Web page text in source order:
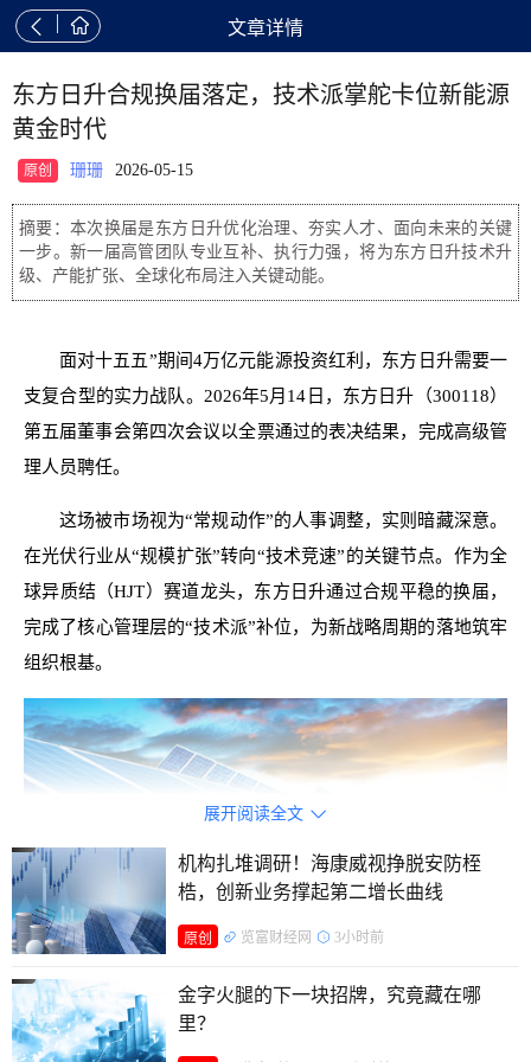
  文章详情
东方日升合规换届落定，技术派掌舵卡位新能源
黄金时代
原创 珊珊 2026-05-15
摘要：本次换届是东方日升优化治理、夯实人才、面向未来的关键
一步。新一届高管团队专业互补、执行力强，将为东方日升技术升
级、产能扩张、全球化布局注入关键动能。
面对十五五”期间4万亿元能源投资红利，东方日升需要一
支复合型的实力战队。2026年5月14日，东方日升（300118）
第五届董事会第四次会议以全票通过的表决结果，完成高级管
理人员聘任。
这场被市场视为“常规动作”的人事调整，实则暗藏深意。
在光伏行业从“规模扩张”转向“技术竞速”的关键节点。作为全
球异质结（HJT）赛道龙头，东方日升通过合规平稳的换届，
完成了核心管理层的“技术派”补位，为新战略周期的落地筑牢
组织根基。
技术派掌舵，迈出“战略校准”的关键一步
展开阅读全文 
机构扎堆调研！海康威视挣脱安防桎
梏，创新业务撑起第二增长曲线
原创 览富财经网 3小时前
金字火腿的下一块招牌，究竟藏在哪
里？